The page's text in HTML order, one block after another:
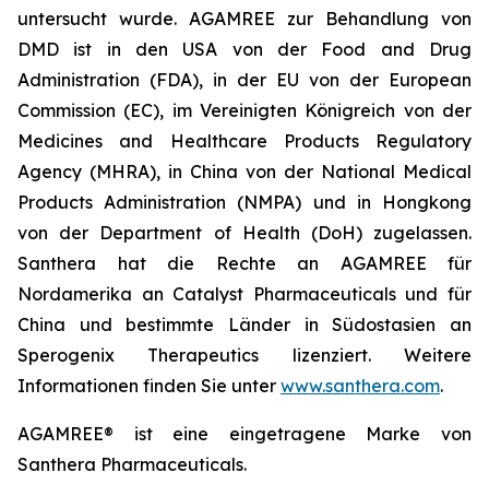
untersucht wurde. AGAMREE zur Behandlung von
DMD ist in den USA von der Food and Drug
Administration (FDA), in der EU von der European
Commission (EC), im Vereinigten Königreich von der
Medicines and Healthcare Products Regulatory
Agency (MHRA), in China von der National Medical
Products Administration (NMPA) und in Hongkong
von der Department of Health (DoH) zugelassen.
Santhera hat die Rechte an AGAMREE für
Nordamerika an Catalyst Pharmaceuticals und für
China und bestimmte Länder in Südostasien an
Sperogenix Therapeutics lizenziert. Weitere
Informationen finden Sie unter www.santhera.com.
AGAMREE® ist eine eingetragene Marke von
Santhera Pharmaceuticals.